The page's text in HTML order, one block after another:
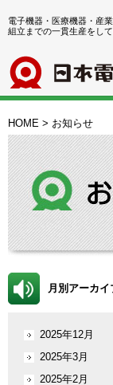
電子機器・医療機器・産
組立までの一貫生産をして
HOME > お知らせ
月別アーカイ
2025年12月
2025年3月
2025年2月